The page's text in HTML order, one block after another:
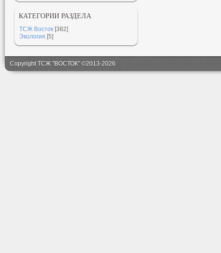
КАТЕГОРИИ РАЗДЕЛА
ТСЖ Восток [382]
Экология [5]
Copyright ТСЖ "ВОСТОК" ©2013-2026